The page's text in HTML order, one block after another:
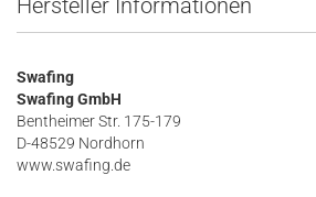
Hersteller Informationen
Swafing
Swafing GmbH
Bentheimer Str. 175-179
D-48529 Nordhorn
www.swafing.de